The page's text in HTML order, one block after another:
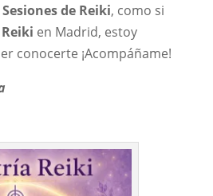
Sesiones de Reiki, como si
en Madrid, estoy
conocerte ¡Acompáñame!